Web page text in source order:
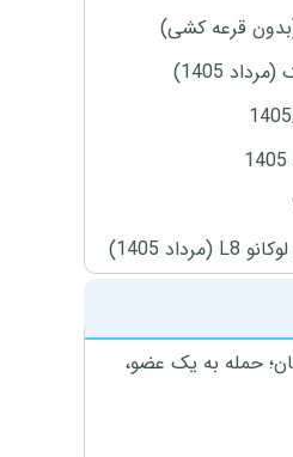
1405)
حمله به یک عضو،